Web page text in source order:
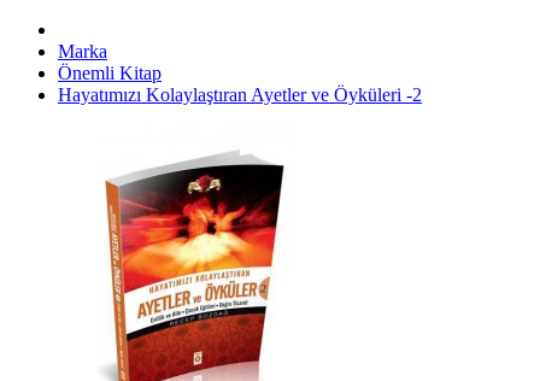
Marka
Önemli Kitap
Hayatımızı Kolaylaştıran Ayetler ve Öyküleri -2